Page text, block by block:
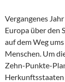
Vergangenes
Europa über den
auf dem Weg
Menschen. Um
Zehn-Punkte-
Herkunftsstaaten